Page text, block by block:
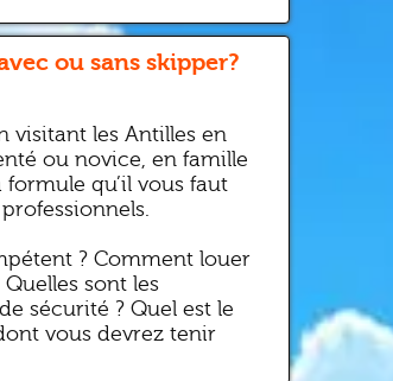
ou sans skipper?
visitant les Antilles en
ou novice, en famille
qu’il vous faut
? Comment louer
sont les
sécurité ? Quel est le
vous devrez tenir